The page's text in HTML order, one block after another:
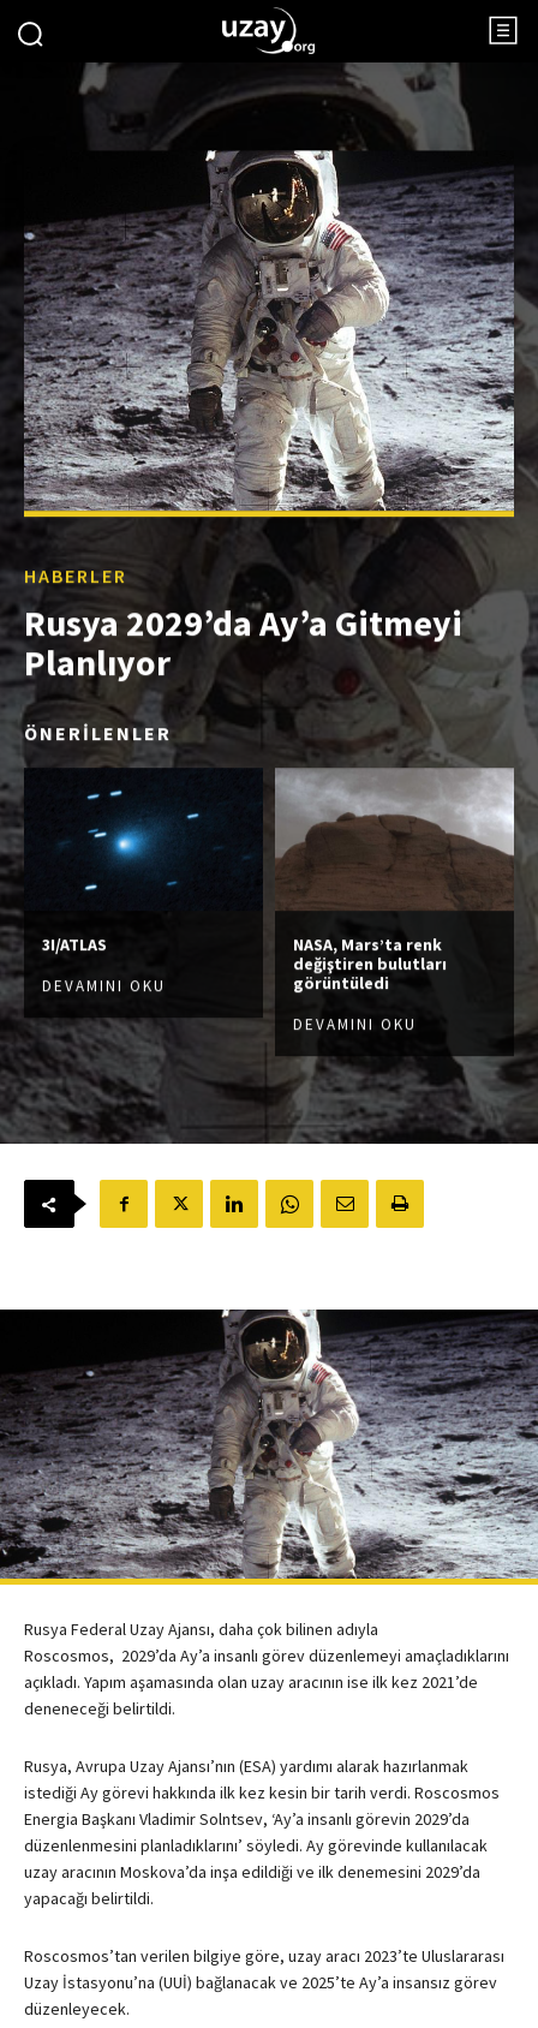
HABERLER
Rusya 2029’da Ay’a Gitmeyi
Planlıyor
ÖNERİLENLER
3I/ATLAS
DEVAMINI OKU
NASA, Mars’ta renk
değiştiren bulutları
görüntüledi
DEVAMINI OKU
Rusya Federal Uzay Ajansı, daha çok bilinen adıyla
Roscosmos, 2029’da Ay’a insanlı görev düzenlemeyi amaçladıklarını
açıkladı. Yapım aşamasında olan uzay aracının ise ilk kez 2021’de
deneneceği belirtildi.
Rusya, Avrupa Uzay Ajansı’nın (ESA) yardımı alarak hazırlanmak
istediği Ay görevi hakkında ilk kez kesin bir tarih verdi. Roscosmos
Energia Başkanı Vladimir Solntsev, ‘Ay’a insanlı görevin 2029’da
düzenlenmesini planladıklarını’ söyledi. Ay görevinde kullanılacak
uzay aracının Moskova’da inşa edildiği ve ilk denemesini 2029’da
yapacağı belirtildi.
Roscosmos’tan verilen bilgiye göre, uzay aracı 2023’te Uluslararası
Uzay İstasyonu’na (UUİ) bağlanacak ve 2025’te Ay’a insansız görev
düzenleyecek.